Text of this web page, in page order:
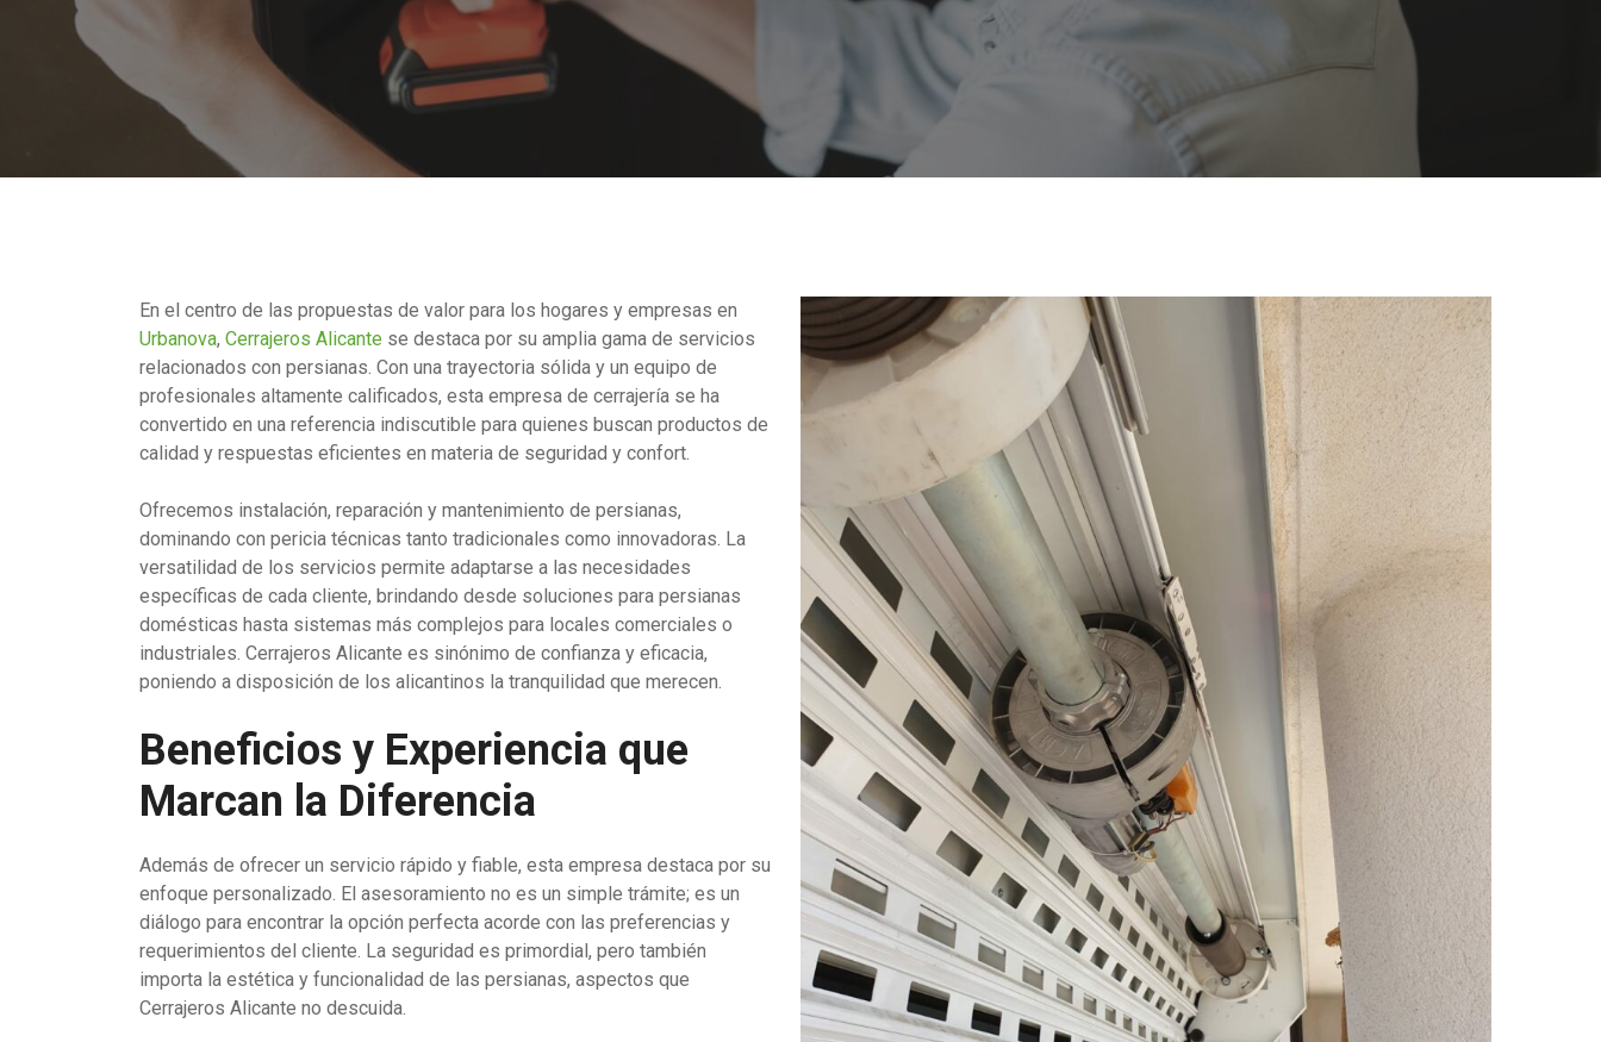
En el centro de las propuestas de valor para los hogares y empresas en
Urbanova, Cerrajeros Alicante se destaca por su amplia gama de servicios
relacionados con persianas. Con una trayectoria sólida y un equipo de
profesionales altamente calificados, esta empresa de cerrajería se ha
convertido en una referencia indiscutible para quienes buscan productos de
calidad y respuestas eficientes en materia de seguridad y confort.
Ofrecemos instalación, reparación y mantenimiento de persianas,
dominando con pericia técnicas tanto tradicionales como innovadoras. La
versatilidad de los servicios permite adaptarse a las necesidades
específicas de cada cliente, brindando desde soluciones para persianas
domésticas hasta sistemas más complejos para locales comerciales o
industriales. Cerrajeros Alicante es sinónimo de confianza y eficacia,
poniendo a disposición de los alicantinos la tranquilidad que merecen.
Beneficios y Experiencia que
Marcan la Diferencia
Además de ofrecer un servicio rápido y fiable, esta empresa destaca por su
enfoque personalizado. El asesoramiento no es un simple trámite; es un
diálogo para encontrar la opción perfecta acorde con las preferencias y
requerimientos del cliente. La seguridad es primordial, pero también
importa la estética y funcionalidad de las persianas, aspectos que
Cerrajeros Alicante no descuida.